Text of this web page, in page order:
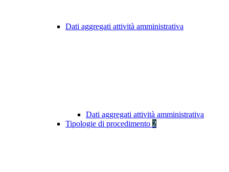
Dati aggregati attività amministrativa
Dati aggregati attività amministrativa
Tipologie di procedimento 2